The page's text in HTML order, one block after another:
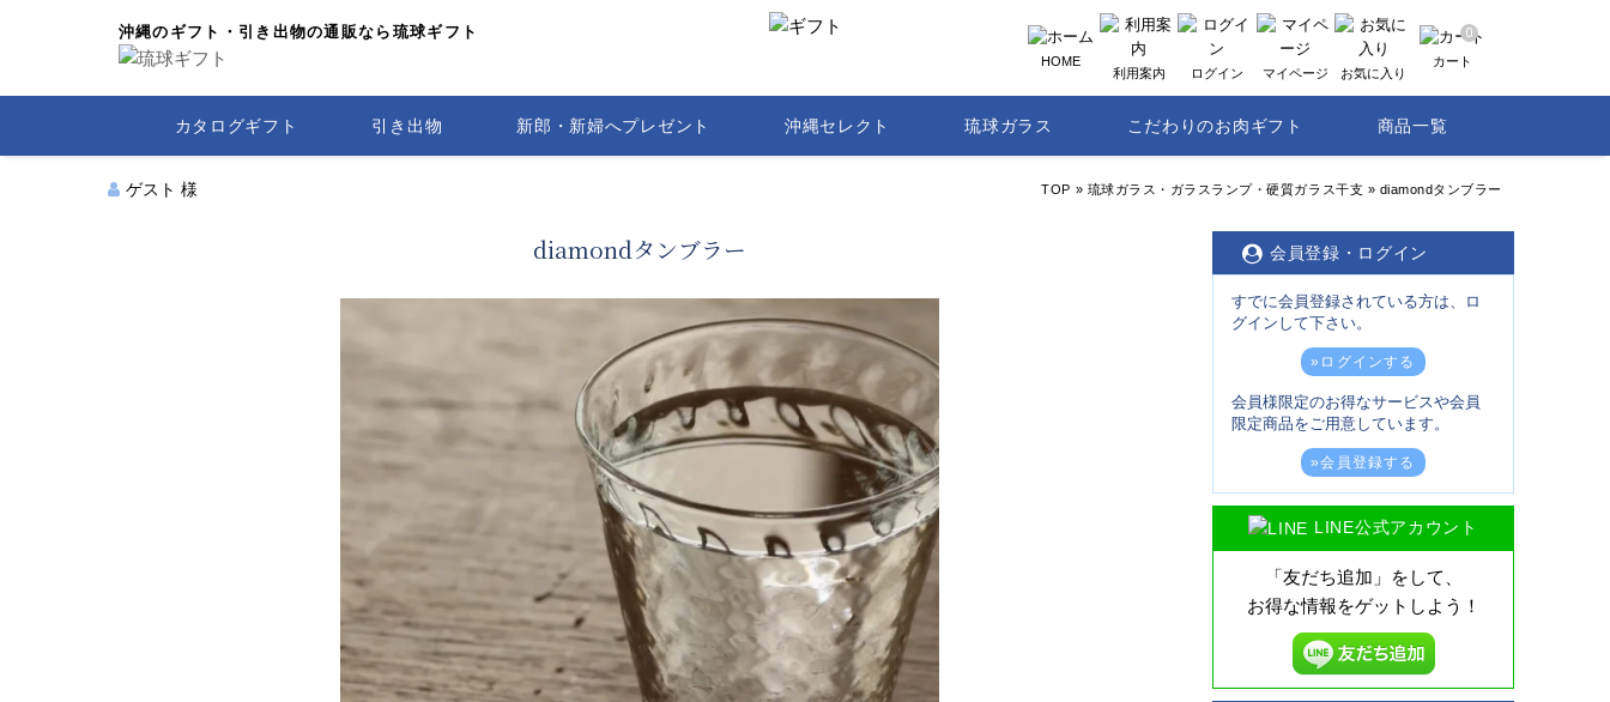
沖縄のギフト・引き出物の通販なら琉球ギフト
HOME
利用案内
ログイン マイページ お気に入り
カート
0
カタログギフト 引き出物 新郎・新婦へプレゼント 沖縄セレクト 琉球ガラス こだわりのお肉ギフト 商品一覧
ゲスト 様 TOP » 琉球ガラス・ガラスランプ・硬質ガラス干支 » diamondタンブラー
diamondタンブラー 会員登録・ログイン
すでに会員登録されている方は、ロ
グインして下さい。
»ログインする
会員様限定のお得なサービスや会員
限定商品をご用意しています。
»会員登録する
LINE公式アカウント
「友だち追加」をして、
お得な情報をゲットしよう！